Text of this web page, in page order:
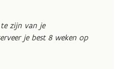
te zijn van je
je best 8 weken op